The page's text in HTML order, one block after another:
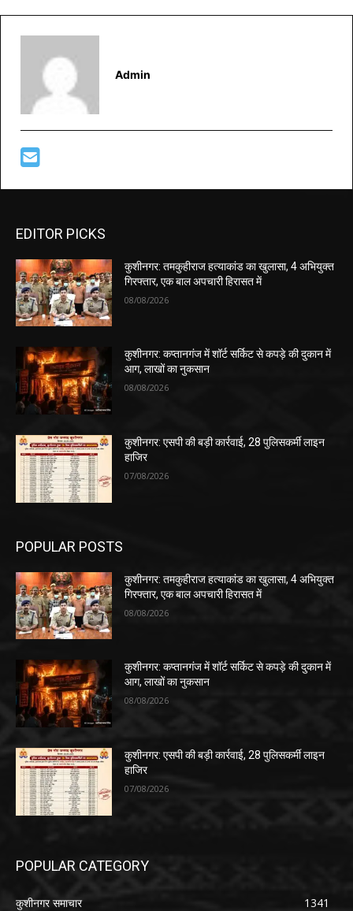
Admin
EDITOR PICKS
कुशीनगर: तमकुहीराज हत्याकांड का खुलासा, 4 अभियुक्त
गिरफ्तार, एक बाल अपचारी हिरासत में
08/08/2026
कुशीनगर: कप्तानगंज में शॉर्ट सर्किट से कपड़े की दुकान में
आग, लाखों का नुकसान
08/08/2026
कुशीनगर: एसपी की बड़ी कार्रवाई, 28 पुलिसकर्मी लाइन
हाजिर
07/08/2026
POPULAR POSTS
कुशीनगर: तमकुहीराज हत्याकांड का खुलासा, 4 अभियुक्त
गिरफ्तार, एक बाल अपचारी हिरासत में
08/08/2026
कुशीनगर: कप्तानगंज में शॉर्ट सर्किट से कपड़े की दुकान में
आग, लाखों का नुकसान
08/08/2026
कुशीनगर: एसपी की बड़ी कार्रवाई, 28 पुलिसकर्मी लाइन
हाजिर
07/08/2026
POPULAR CATEGORY
कुशीनगर समाचार
1341